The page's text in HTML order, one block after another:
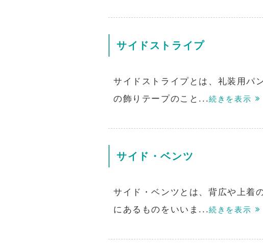
サイドストライプ
サイドストライプとは、礼装用パ
の飾りテープのこと...続きを表示
サイド・ベンツ
サイド・ベンツとは、背広や上着
にあるものをいいま...続きを表示